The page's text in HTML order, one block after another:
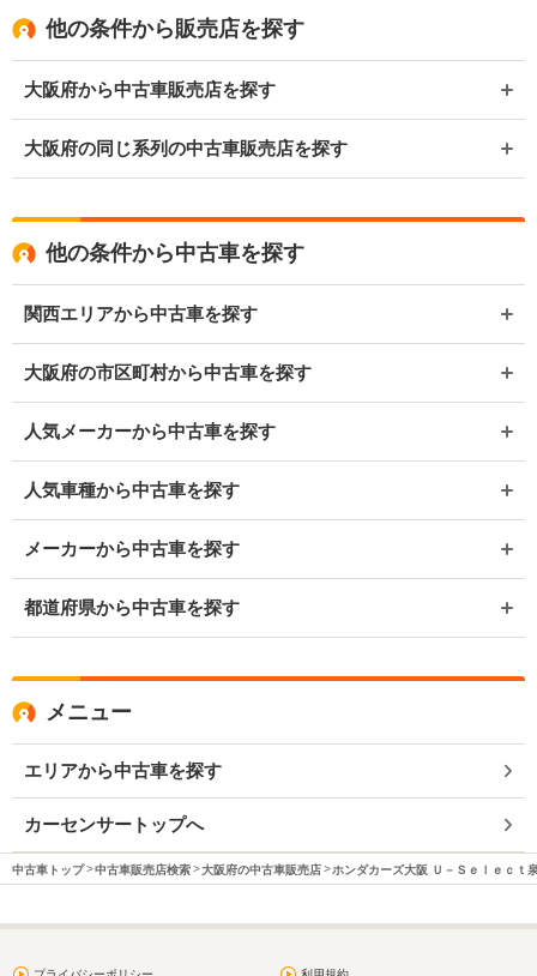
他の条件から販売店を探す
大阪府から中古車販売店を探す
大阪府の同じ系列の中古車販売店を探す
他の条件から中古車を探す
関西エリアから中古車を探す
大阪府の市区町村から中古車を探す
人気メーカーから中古車を探す
人気車種から中古車を探す
メーカーから中古車を探す
都道府県から中古車を探す
メニュー
エリアから中古車を探す
カーセンサートップへ
中古車トップ 中古車販売店検索 大阪府の中古車販売店 ホンダカーズ大阪 Ｕ－Ｓｅｌｅｃ